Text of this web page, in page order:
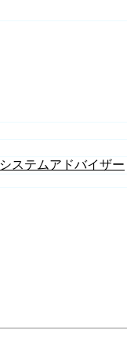
システムアドバイザー